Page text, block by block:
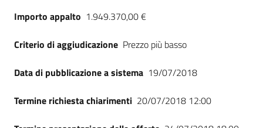
Importo appalto 1.949.370,00 €
Criterio di aggiudicazione Prezzo più basso
Data di pubblicazione a sistema 19/07/2018
Termine richiesta chiarimenti 20/07/2018 12:00